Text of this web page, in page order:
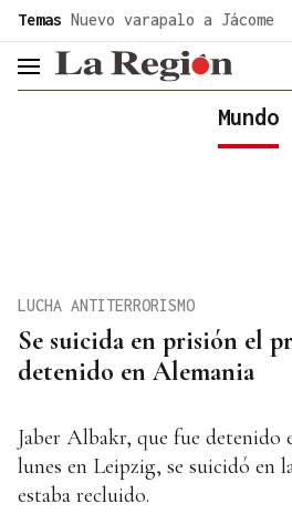
Temas Nuevo varapalo a Jácome
header.menu.open
Mundo
Se suicida en prisión el
detenido en Alemania
LUCHA ANTITERRORISMO
Jaber Albakr, que fue detenido
lunes en Leipzig, se suicidó en
estaba recluido.